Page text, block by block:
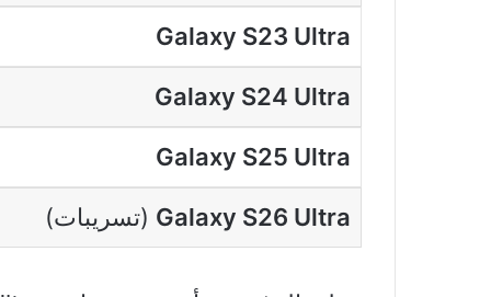
Galaxy S23 Ultra
Galaxy S24 Ultra
Galaxy S25 Ultra
Galaxy S26 Ultra (تسريبات)